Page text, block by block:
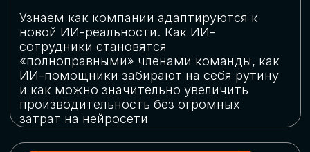
огромную статью затрат
ОБЛАЧНЫЕ ТЕХНОЛОГИИ
Подискутируем, какие облачные решения
существуют на рынке и почему
использование мультиоблачных моделей
не только снижает затраты, но и
«пересборки» бизнес-моделей